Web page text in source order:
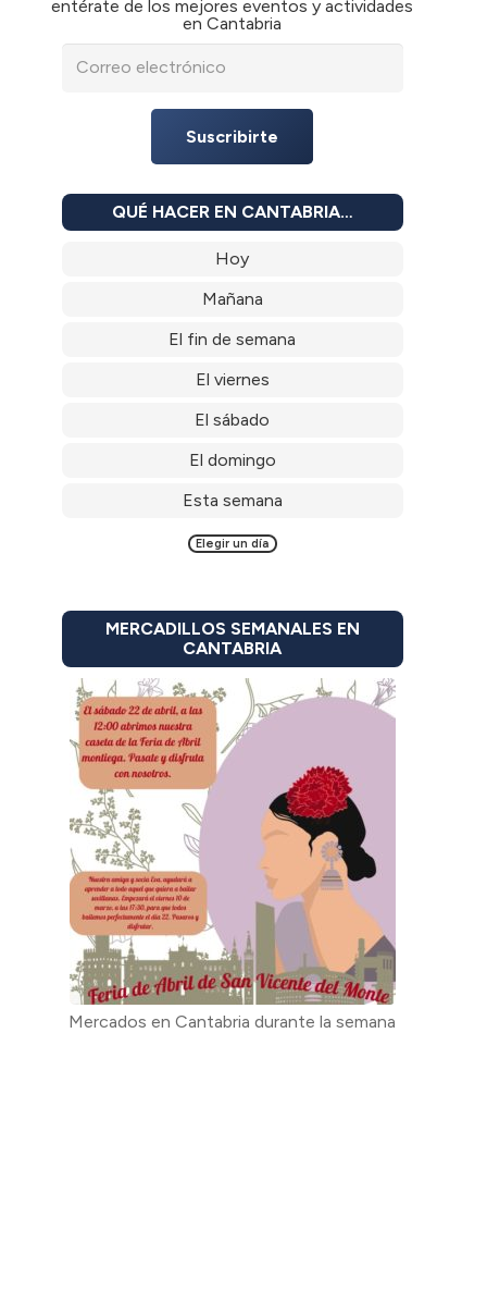
entérate de los mejores eventos y actividades
en Cantabria
Suscribirte
QUÉ HACER EN CANTABRIA…
Hoy
Mañana
El fin de semana
El viernes
El sábado
El domingo
Esta semana
Elegir un día
MERCADILLOS SEMANALES EN
CANTABRIA
Mercados en Cantabria durante la semana